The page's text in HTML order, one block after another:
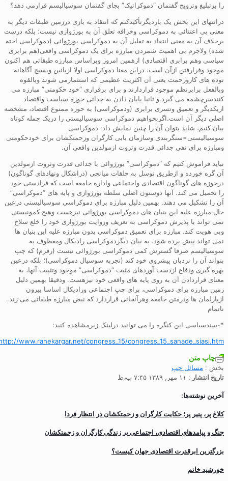
را برتبلیغ وترویج گفتمان “دموکراتیک” بجای گفتمان سوسیالیسم قرارمی دهد؟
درانتهای این بخش یک باردیگرتأکیدکنم که انتقاد به بازی درزمین طبقات دیگر به
معنی بی اعتنائی به دموکراسی وخرافه تعلق آن به بورژوازی نیست؛ بلکه درست
برخلاف آن به معنی انتقاد به تقلیل آن به دموکراسی بورژوائی (دموکراسی اخته
شده) ولاجرم بی اهمیت شمردن مبارزه برای یک دموکراسی واقعی(هم برابری
سیاسی وهم برابری اقتصادی) ازهمین امروز وبراساس مبارزه طبقاتی هم اکنون
موجود وفرارفتن ازآن است. دراین معنا دموکراسی اولا ازپائین وبسیج آگاهانه
توده های کاروزحمت یعنی آن اکثریت عظیمی که استثمارمی شوند وبالقوه
وبالفعل برابرنظم موجود قراردارند و برای برقراری “خود حکومتی” مبارزه می
کنندسرچشمه می گیرد.و ثانیا پایان دادن به جدائی حوزه سیاست واقتصاد
ازیکدیگر و تعمیق وتسری برابری (ودموکراسی) به حوزه ممنوع اقتصاد، مشخصه
اصلی دیگر آن است.اگربخواهیم دموکراسی سوسیالیستی را دریک جمله کوتاه
بیان کنیم، شاید بتوان آن را چنین نمایش داد: دموکراسی
سوسیالیستی=سنگربندی وسازمان یابی کارگران وزحمتکشان برای خودحکومتی
ومبارزه برای نفی جدائی قدرت وثروت ازمولدین واقعی آن.
نباید فراموش کنیم که “دموکراسی” بورژوائی با جدائی قدرت وثروت ازمولدین
آن گره خورده و ازطریق توسل به حلقات میانجی (دراشکال ونهادهای گوناگون)
درحوزه های گوناگون اقتصادی واجتماعی واداره جامعه است که فرادستی خود
را تحمیل می کند. آنها دوستون اصلی سلطه بورژوازی و پایه های “دموکراسی”
آن را تشکیل می دهند. بهمین دلیل مبارزه برای دموکراسی سوسیالیستی درعین
حال مبارزه علیه این بنیان های دموکراسی بورژوائی نیزهست وهیچ کمونیستی
نمی تواند با پذیرش دموکراسی به تعریف وروایت بورژوازی خود را خلع سلاح
وبی هویت کند. مبارزه برای تعمیق دموکراسی بدون مبارزه علیه این بنیان ها
نمی تواند پیش برده شود. به بیان دیگردموکراسی رادیکال ومعطوف به
سوسیالیسم صرفا گسترش کمی دموکراسی بورژوائی نیست (رفرم) که چپ
بتواند آن را نردبان پیشروی خود کند (تجربه سوسیال دموکراسی)؛ بلکه درعین
بهره گیری ودفاع ازدست آوردهای مثبت “دموکراسی” موجود وتثبیت آنها، به
معنای قراردادن آن به روی پایه های واقعی خود نیزهست. ودقیقا بهمین دلیل
زمین مبارزه برای دموکراسی، برای چپ اجتماعی ورادیکال اساسا بیرون
ازپارلمان ها ودرمتن جامعه وهرآنجائی قراردارد که نبض مبارزه طبقاتی می زند.
ناتمام
*-سندسیاسی این کنگره را می توانید درلینک زیرمشاهده کنید:
http://www.rahekargar.net/congress_15/congress_15_sanade_siasi.htm
چاپ متن
بخش : مسائل چپ
تاریخ انتشار : ۱۱ مهر, ۱۳۸۹ ۷:۴۵ ب٫ظ
آخرین نوشته‌ها:
کلاغ پر، پنیر پر؛ حکایت کارگران و زحمتکشان در انتظار فردا
جنگ و پیامدهای اقتصادی، اجتماعی بر زندگی کارگران و زحمتکشان
بزرگترین ابرقدرت اقتصادی جهان کیست؟
خورشید خانم